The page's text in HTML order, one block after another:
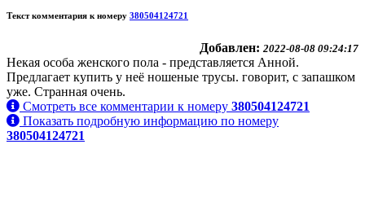
Текст комментария к номеру 380504124721
Добавлен: 2022-08-08 09:24:17
Некая особа женского пола - представляется Анной.
Предлагает купить у неё ношеные трусы. говорит, с запашком
уже. Странная очень.
Смотреть все комментарии к номеру 380504124721
Показать подробную информацию по номеру
380504124721